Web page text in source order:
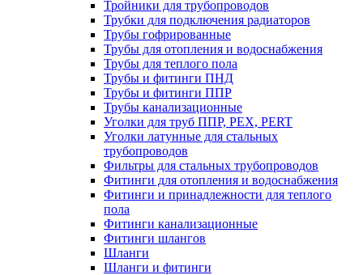
Тройники для трубопроводов
Трубки для подключения радиаторов
Трубы гофрированные
Трубы для отопления и водоснабжения
Трубы для теплого пола
Трубы и фитинги ПНД
Трубы и фитинги ППР
Трубы канализационные
Уголки для труб ППР, PEX, PERT
Уголки латунные для стальных
трубопроводов
Фильтры для стальных трубопроводов
Фитинги для отопления и водоснабжения
Фитинги и принадлежности для теплого
пола
Фитинги канализационные
Фитинги шлангов
Шланги
Шланги и фитинги